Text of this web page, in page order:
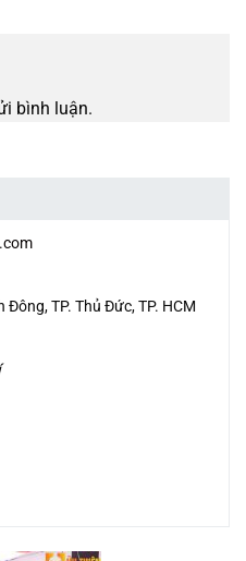
bình luận.
TP. Thủ Đức, TP. HCM